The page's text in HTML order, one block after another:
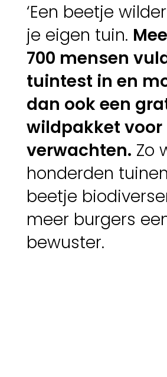
‘Een beetje
je eigen tuin.
700 mensen
tuintest in en
dan ook een
wildpakket
verwachten. Zo
honderden
beetje
meer burgers
bewuster.